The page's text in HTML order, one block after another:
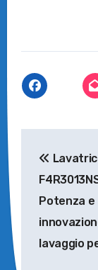
articoli
Potenza e
lavaggio